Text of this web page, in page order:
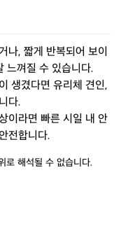
나, 짧게 반복되어 보이
느껴질 수 있습니다.
생겼다면 유리체 견인,
다.
이라면 빠른 시일 내 안
전합니다.
로 해석될 수 없습니다.